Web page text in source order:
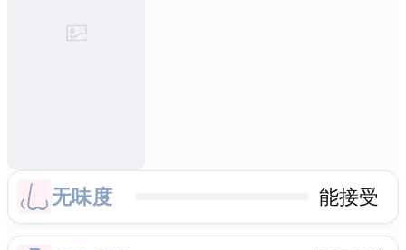
无味度 能接受